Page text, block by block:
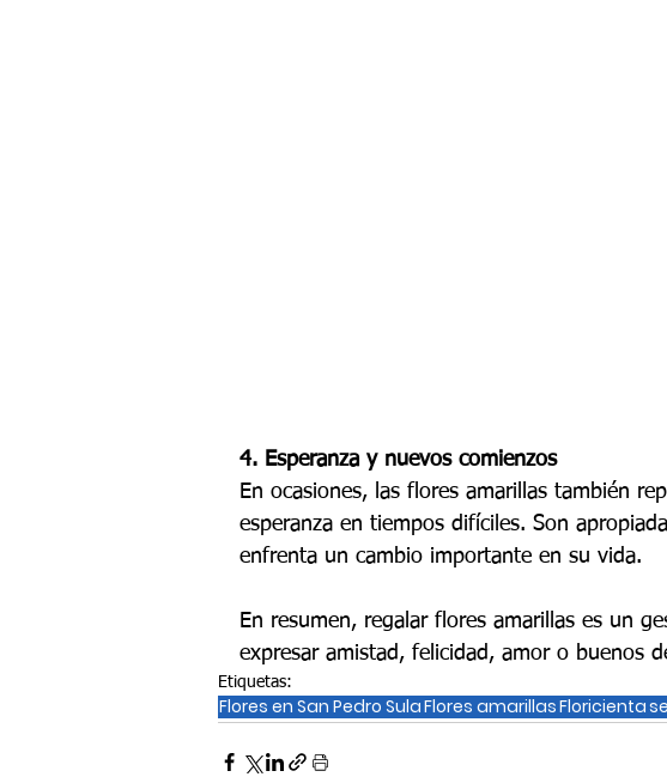
4. Esperanza y nuevos comienzos
En ocasiones, las flores amarillas también
esperanza en tiempos difíciles. Son
enfrenta un cambio importante en su vida.
En resumen, regalar flores amarillas es un
expresar amistad, felicidad, amor o buenos
Etiquetas:
Flores en San Pedro SulaFlores amarillasFloricienta